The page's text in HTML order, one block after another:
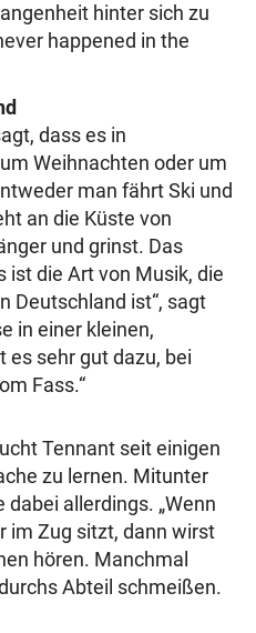
hinter sich zu
happened in the
dass es in
Weihnachten oder um
man fährt Ski und
an die Küste von
und grinst. Das
ist die Art von Musik, die
Deutschland ist“, sagt
in einer kleinen,
es sehr gut dazu, bei
Fass.“
Tennant seit einigen
zu lernen. Mitunter
allerdings. „Wenn
im Zug sitzt, dann wirst
hören. Manchmal
Abteil schmeißen.